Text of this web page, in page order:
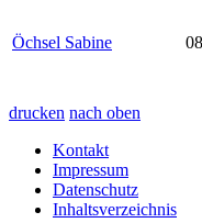
Öchsel Sabine
drucken nach oben
Kontakt
Impressum
Datenschutz
Inhaltsverzeichnis